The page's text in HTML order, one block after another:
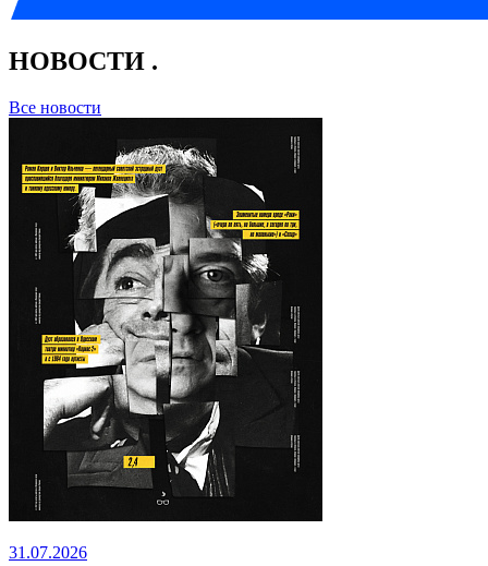
НОВОСТИ .
Все новости
31.07.2026